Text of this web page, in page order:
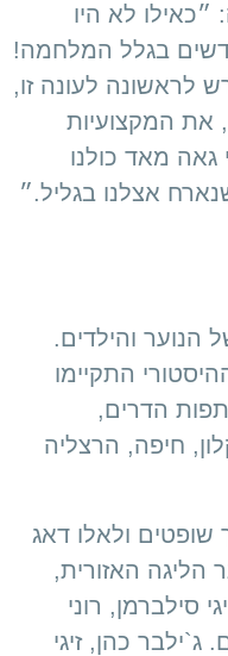
לא היו
אימונים כמעט 5 חודשים בגלל המלחמה!
לראשונה לעונה זו,
את המקצועיות
מאד כולנו
והילדים.
התקיימו
הדרים,
חיפה, הרצליה
ולאלו דאג
הליגה האזורית,
סילברמן, רוני
ג`ילבר כהן, זיגי